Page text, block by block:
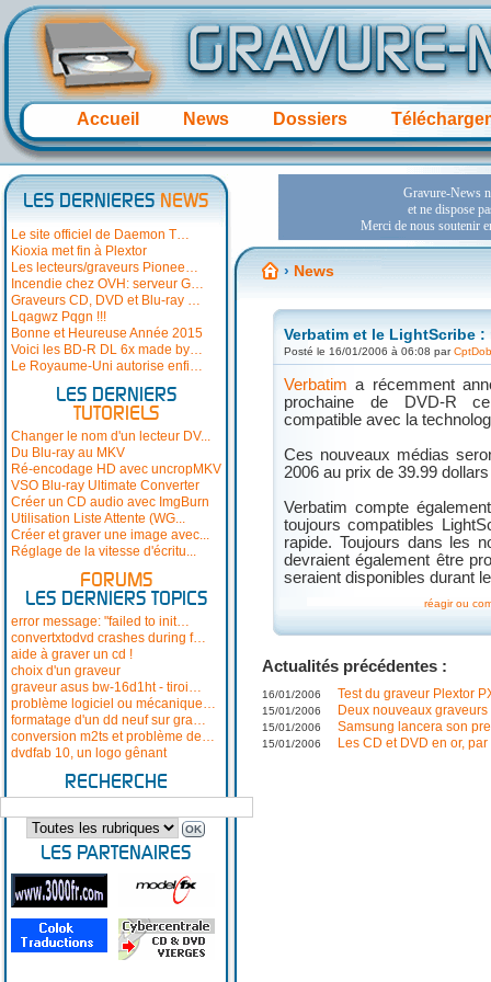
Accueil News Dossiers
LES DERNIERESNEWS
Le site officiel de Daemon T…
Kioxia met fin à Plextor
Les lecteurs/graveurs Pionee…
Incendie chez OVH: serveur G…
Graveurs CD, DVD et Blu-ray …
Lqagwz Pqgn !!!
Bonne et Heureuse Année 2015
Voici les BD-R DL 6x made by…
Le Royaume-Uni autorise enfi…
LES DERNIERS
TUTORIELS
Changer le nom d'un lecteur DV...
Du Blu-ray au MKV
Ré-encodage HD avec uncropMKV
VSO Blu-ray Ultimate Converter
Créer un CD audio avec ImgBurn
Utilisation Liste Attente (WG...
Créer et graver une image avec...
Réglage de la vitesse d'écritu...
FORUMS
LES DERNIERS TOPICS
error message: "failed to init…
convertxtodvd crashes during f…
aide à graver un cd !
choix d'un graveur
graveur asus bw-16d1ht - tiroi…
problème logiciel ou mécanique…
formatage d'un dd neuf sur gra…
conversion m2ts et problème de…
dvdfab 10, un logo gênant
RECHERCHE
LES PARTENAIRES
› News
Verbatim et le LightScribe
Posté le 16/01/2006 à 06:08 par
Verbatim a récemment
prochaine de DVD-R
compatible avec la
Ces nouveaux médias
2006 au prix de 39.99
Verbatim compte
toujours compatibles
rapide. Toujours dans les
devraient également être
seraient disponibles durant
réagir ou
Actualités précédentes :
16/01/2006 Test du graveur Plextor
15/01/2006 Deux nouveaux
15/01/2006 Samsung lancera son
15/01/2006 Les CD et DVD en or,